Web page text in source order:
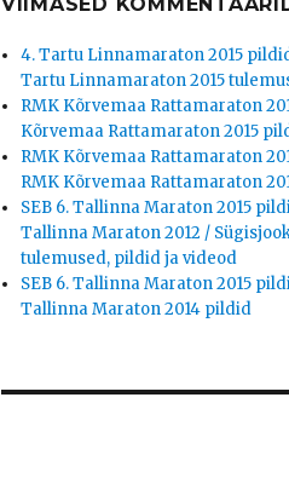
4. Tartu Linnamaraton 2015
Tartu Linnamaraton 2015
RMK Kõrvemaa Rattamaraton
Kõrvemaa Rattamaraton 2015
RMK Kõrvemaa Rattamaraton
RMK Kõrvemaa Rattamaraton
SEB 6. Tallinna Maraton 2015
Tallinna Maraton 2012 /
tulemused, pildid ja videod
SEB 6. Tallinna Maraton 2015
Tallinna Maraton 2014 pildid